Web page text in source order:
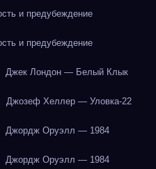
и предубеждение
и предубеждение
Джек Лондон — Белый Клык
Джозеф Хеллер — Уловка-22
Джордж Оруэлл — 1984
Джордж Оруэлл — 1984